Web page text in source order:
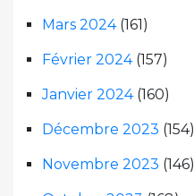
Mars 2024(161)
Février 2024(157)
Janvier 2024(160)
Décembre 2023 (154)
Novembre 2023 (146)